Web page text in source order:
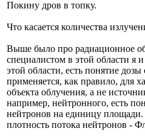
Покину дров в топку.
Что касается количества
Выше было про радиационное
специалистом в этой области я
этой области, есть понятие
применяется, как правило, для
объекта облучения, а не
например, нейтронного, есть
нейтронов на единицу площади.
плотность потока нейтронов -